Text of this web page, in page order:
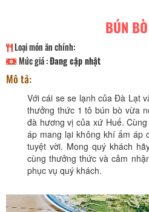
BÚN
Loại món ăn chính:
Mức giá :Đang cập nhật
Mô tả:
Với cái se se lạnh của Đà Lạt
thưởng thức 1 tô bún bò vừa
đà hương vị của xứ Huế.
áp mang lại không khí ấm áp
tuyệt vời. Mong quý khách
cùng thưởng thức và cảm
phục vụ quý khách.